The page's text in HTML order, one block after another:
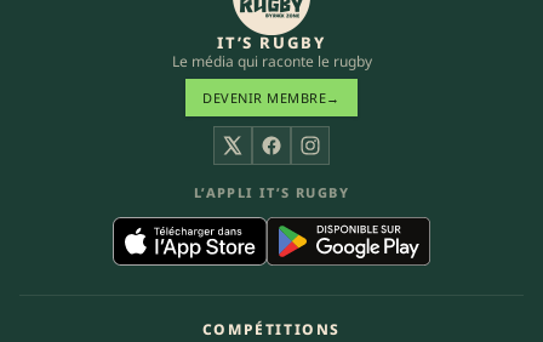
IT’S RUGBY
Le média qui raconte le rugby
DEVENIR MEMBRE→
X FacebookInstagram
L’APPLI IT’S RUGBY
COMPÉTITIONS